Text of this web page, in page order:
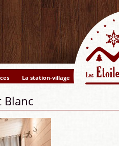
La station-village
Blanc